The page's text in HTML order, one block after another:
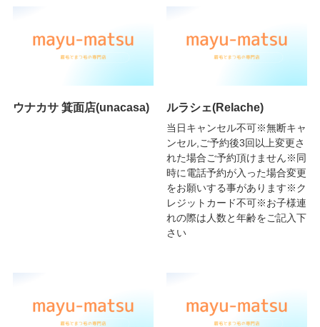
ウナカサ 箕面店(unacasa) ルラシェ(Relache)
当日キャンセル不可※無断キャ
ンセル,ご予約後3回以上変更さ
れた場合ご予約頂けません※同
時に電話予約が入った場合変更
をお願いする事があります※ク
レジットカード不可※お子様連
れの際は人数と年齢をご記入下
さい